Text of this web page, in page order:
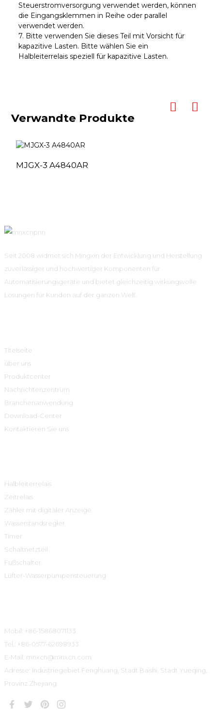
Steuerstromversorgung verwendet werden, können
die Eingangsklemmen in Reihe oder parallel
verwendet werden.
7. Bitte verwenden Sie dieses Teil mit Vorsicht für
kapazitive Lasten. Bitte wählen Sie ein
Halbleiterrelais speziell für kapazitive Lasten.
Verwandte Produkte
MJGX-3 A4840AR
Seit 2008 widmet sich Mingxin der Entwicklung und Herstellung
zuverlässiger und hochwertiger Komponenten für
Automatisierungsgeräte und bietet gleichzeitig wirkungsvolle
Lösungen für Kunden auf der ganzen Welt.
Titelseite
über uns
Produktcenter
Nachrichtenzentrum
Branchenanwendung
Download-Center
Kontaktieren Sie uns
Halbleiterrelais
Zeitrelais
Zähler mit digitaler Anzeige
Wasserstandsregler
Timer
Schaltnetzteil
Fußschalter
Lüfter-Wasserpumpensteuerung
Mobil: +86-15868071133
Tel.: +86-0577-62698933
E-Mail: mnxcn@mnxcn.com
Adresse: Industriegebiet Fenghuang, Stadt Baishi, Stadt Yueqing,
Provinz Zhejiang